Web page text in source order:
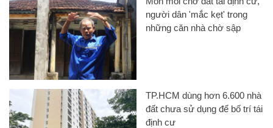
người dân 'mắc kẹt' trong
những căn nhà chờ sập
TP.HCM dùng hơn 6.600 nhà
đất chưa sử dụng để bố trí tái
định cư